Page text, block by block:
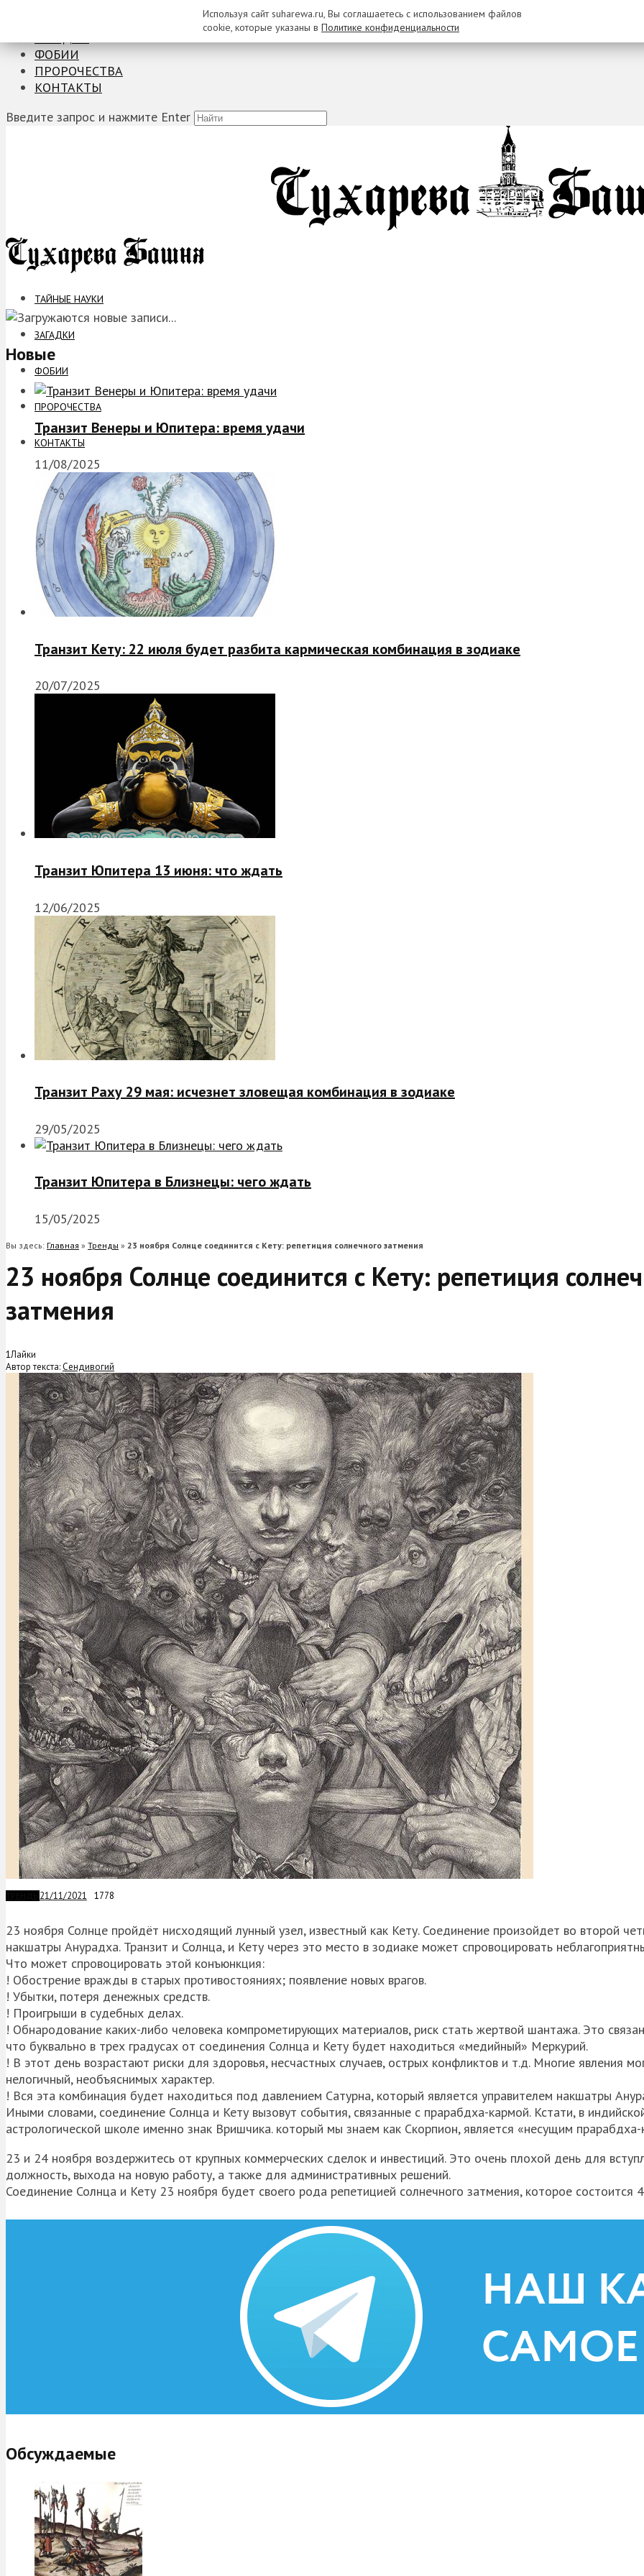
ФОБИИ
ПРОРОЧЕСТВА
КОНТАКТЫ
Введите запрос и нажмите Enter
ТАЙНЫЕ НАУКИ
ЗАГАДКИ
ФОБИИ
ПРОРОЧЕСТВА
КОНТАКТЫ
Новые
Транзит Венеры и Юпитера: время удачи
11/08/2025
Транзит Кету: 22 июля будет разбита кармическая комбинация в зодиаке
20/07/2025
Транзит Юпитера 13 июня: что ждать
12/06/2025
Транзит Раху 29 мая: исчезнет зловещая комбинация в зодиаке
29/05/2025
Транзит Юпитера в Близнецы: чего ждать
15/05/2025
Вы здесь: Главная » Тренды » 23 ноября Солнце соединится с Кету: репетиция солнечного затмения
23 ноября Солнце соединится с Кету: репетиция
затмения
1Лайки
Автор текста: Сендивогий
21/11/2021 1778
23 ноября Солнце пройдёт нисходящий лунный узел, известный как Кету. Соединение произойдет во второй
накшатры Анурадха. Транзит и Солнца, и Кету через это место в зодиаке может спровоцировать
Что может спровоцировать этой конъюнкция:
! Обострение вражды в старых противостояниях; появление новых врагов.
! Убытки, потеря денежных средств.
! Проигрыши в судебных делах.
! Обнародование каких-либо человека компрометирующих материалов, риск стать жертвой шантажа. Это
что буквально в трех градусах от соединения Солнца и Кету будет находиться «медийный» Меркурий.
! В этот день возрастают риски для здоровья, несчастных случаев, острых конфликтов и т.д. Многие явления
нелогичный, необъяснимых характер.
! Вся эта комбинация будет находиться под давлением Сатурна, который является управителем накшатры
Иными словами, соединение Солнца и Кету вызовут события, связанные с прарабдха-кармой. Кстати, в
астрологической школе именно знак Вришчика. который мы знаем как Скорпион, является «несущим прарабдха-
23 и 24 ноября воздержитесь от крупных коммерческих сделок и инвестиций. Это очень плохой день для
должность, выхода на новую работу, а также для административных решений.
Соединение Солнца и Кету 23 ноября будет своего рода репетицией солнечного затмения, которое состоится
Обсуждаемые
Используя сайт suharewa.ru, Вы соглашаетесь с использованием файлов
cookie, которые указаны в Политике конфиденциальности